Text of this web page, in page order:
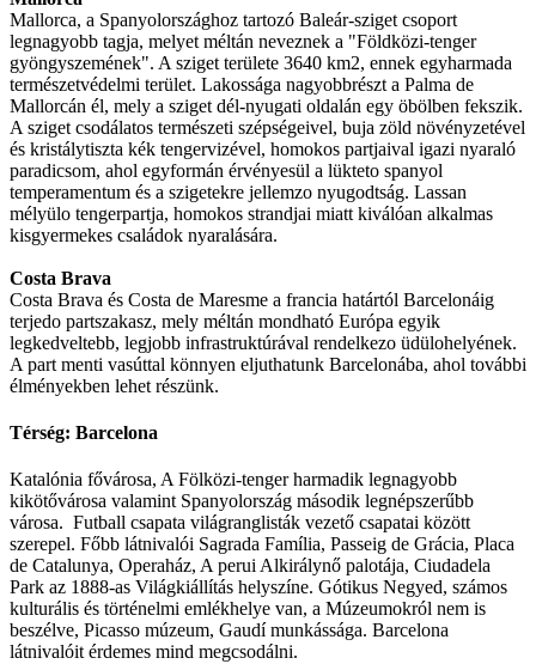
Mallorca, a Spanyolországhoz tartozó Baleár-sziget csoport
legnagyobb tagja, melyet méltán neveznek a "Földközi-tenger
gyöngyszemének". A sziget területe 3640 km2, ennek egyharmada
természetvédelmi terület. Lakossága nagyobbrészt a Palma de
Mallorcán él, mely a sziget dél-nyugati oldalán egy öbölben fekszik.
A sziget csodálatos természeti szépségeivel, buja zöld növényzetével
és kristálytiszta kék tengervizével, homokos partjaival igazi nyaraló
paradicsom, ahol egyformán érvényesül a lükteto spanyol
temperamentum és a szigetekre jellemzo nyugodtság. Lassan
mélyülo tengerpartja, homokos strandjai miatt kiválóan alkalmas
kisgyermekes családok nyaralására.
Costa Brava
Costa Brava és Costa de Maresme a francia határtól Barcelonáig
terjedo partszakasz, mely méltán mondható Európa egyik
legkedveltebb, legjobb infrastruktúrával rendelkezo üdülohelyének.
A part menti vasúttal könnyen eljuthatunk Barcelonába, ahol további
élményekben lehet részünk.
Térség: Barcelona
Katalónia fővárosa, A Fölközi-tenger harmadik legnagyobb
kikötővárosa valamint Spanyolország második legnépszerűbb
városa. Futball csapata világranglisták vezető csapatai között
szerepel. Főbb látnivalói Sagrada Família, Passeig de Grácia, Placa
de Catalunya, Operaház, A perui Alkirálynő palotája, Ciudadela
Park az 1888-as Világkiállítás helyszíne. Gótikus Negyed, számos
kulturális és történelmi emlékhelye van, a Múzeumokról nem is
beszélve, Picasso múzeum, Gaudí munkássága. Barcelona
látnivalóit érdemes mind megcsodálni.